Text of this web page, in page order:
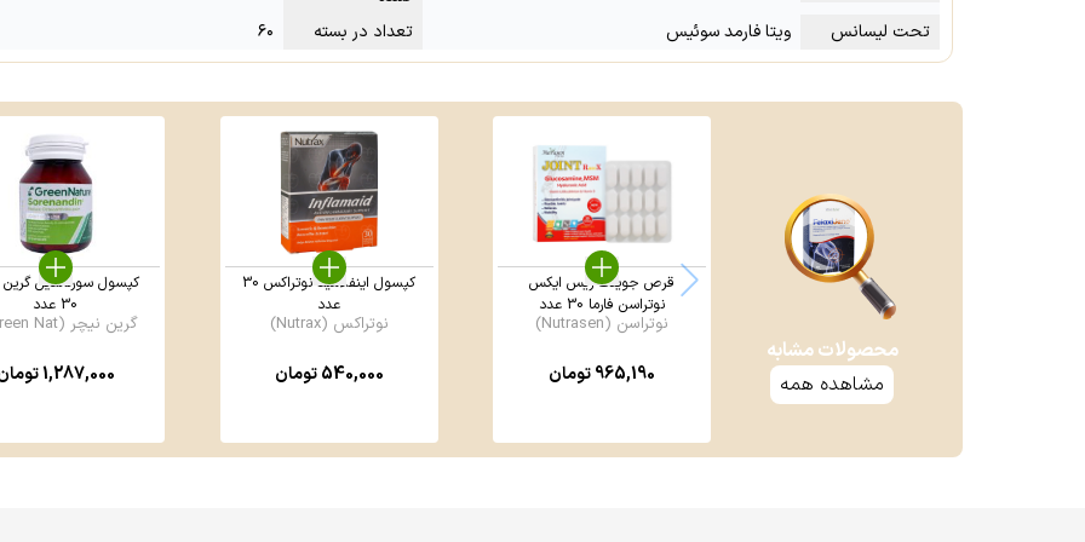
تحت لیسانس
ویتا فارمد سوئیس تعداد در بسته ۶۰
محصولات مشابه
مشاهده همه
قرص جوینت ریس ایکس
نوتراسن فارما 30 عدد
نوتراسن (Nutrasen)
965,190تومان
کپسول اینفلامید نوتراکس 30
عدد
نوتراکس (Nutrax)
540,000تومان
کپسول سورناندین گرین
30 عدد
گرین نیچر (Green Nat ...
1,287,000